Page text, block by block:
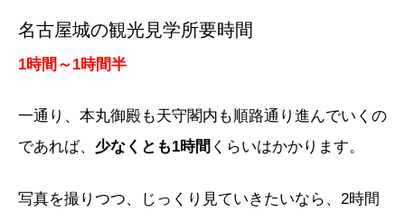
名古屋城の観光見学所要時間
1時間～1時間半
一通り、本丸御殿も天守閣内も順路通り進んでいくの
であれば、 少なくとも1時間 くらいはかかります。
写真を撮りつつ、じっくり見ていきたいなら、2時間